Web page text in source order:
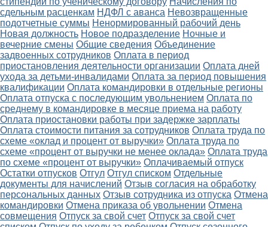
сдельным расценкам НДФЛ с аванса Невозвращенные
подотчетные суммы Ненормированный рабочий день
Новая должность Новое подразделение Ночные и
вечерние смены Общие сведения Объединение
задвоенных сотрудников Оплата в период
приостановления деятельности организации Оплата дней
ухода за детьми-инвалидами Оплата за период повышения
квалификации Оплата командировки в отдельные регионы
Оплата отпуска с последующим увольнением Оплата по
среднему в командировке в месяце приема на работу
Оплата приостановки работы при задержке зарплаты
Оплата стоимости питания за сотрудников Оплата труда по
схеме «оклад и процент от выручки» Оплата труда по
схеме «процент от выручки не менее оклада» Оплата труда
по схеме «процент от выручки» Оплачиваемый отпуск
Остатки отпусков Отгул Отгул списком Отдельные
документы для начислений Отзыв согласия на обработку
персональных данных Отзыв сотрудника из отпуска Отмена
командировки Отмена приказа об увольнении Отмена
совмещения Отпуск за свой счет Отпуск за свой счет